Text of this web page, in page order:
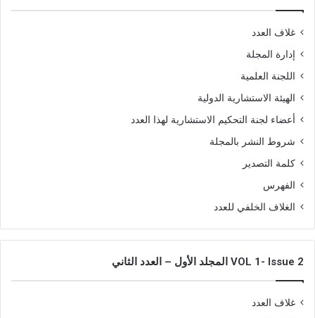
غلاف العدد
إدارة المجلة
اللجنة العلمية
الهيئة الاستشارية الدولية
أعضاء لجنة التحكيم الاستشارية لهذا العدد
شروط النشر بالمجلة
كلمة التصدير
الفهرس
الغلاف الخلفي للعدد
VOL 1- Issue 2 المجلد الأول – العدد الثاني
غلاف العدد